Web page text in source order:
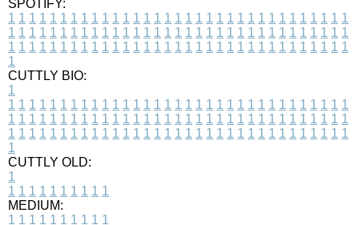
SPOTIFY:
1 1 1 1 1 1 1 1 1 1 1 1 1 1 1 1 1 1 1 1 1 1 1 1 1 1 1 1 1 1 1 1 1
1 1 1 1 1 1 1 1 1 1 1 1 1 1 1 1 1 1 1 1 1 1 1 1 1 1 1 1 1 1 1 1 1
1 1 1 1 1 1 1 1 1 1 1 1 1 1 1 1 1 1 1 1 1 1 1 1 1 1 1 1 1 1 1 1 1
1
CUTTLY BIO:
1
1 1 1 1 1 1 1 1 1 1 1 1 1 1 1 1 1 1 1 1 1 1 1 1 1 1 1 1 1 1 1 1 1
1 1 1 1 1 1 1 1 1 1 1 1 1 1 1 1 1 1 1 1 1 1 1 1 1 1 1 1 1 1 1 1 1
1 1 1 1 1 1 1 1 1 1 1 1 1 1 1 1 1 1 1 1 1 1 1 1 1 1 1 1 1 1 1 1 1
1
CUTTLY OLD:
1
1 1 1 1 1 1 1 1 1 1
MEDIUM:
1 1 1 1 1 1 1 1 1 1